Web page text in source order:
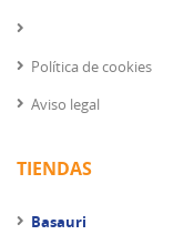
Política de cookies
Aviso legal
TIENDAS
Basauri